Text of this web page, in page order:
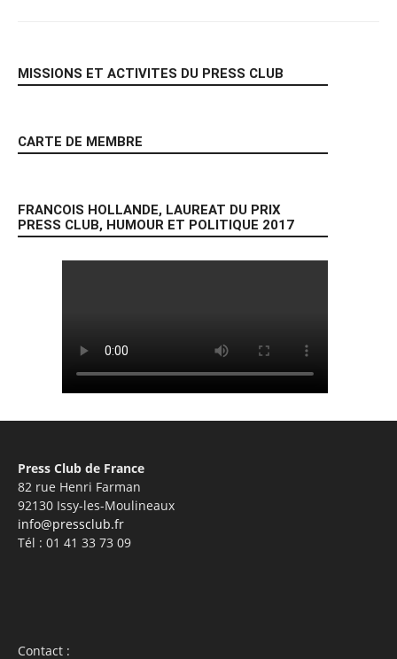
MISSIONS ET ACTIVITES DU PRESS CLUB
CARTE DE MEMBRE
FRANCOIS HOLLANDE, LAUREAT DU PRIX
PRESS CLUB, HUMOUR ET POLITIQUE 2017
Press Club de France
82 rue Henri Farman
92130 Issy-les-Moulineaux
info@pressclub.fr
Tél : 01 41 33 73 09
Contact :